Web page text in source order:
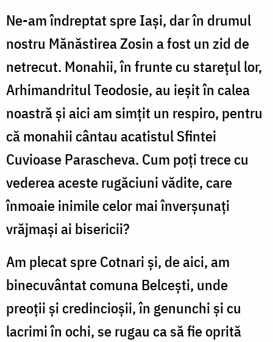
Ne-am îndreptat spre Iași, dar în drumul
nostru Mănăstirea Zosin a fost un zid de
netrecut. Monahii, în frunte cu starețul lor,
Arhimandritul Teodosie, au ieșit în calea
noastră și aici am simțit un respiro, pentru
că monahii cântau acatistul Sfintei
Cuvioase Parascheva. Cum poți trece cu
vederea aceste rugăciuni vădite, care
înmoaie inimile celor mai înverșunați
vrăjmași ai bisericii?
Am plecat spre Cotnari și, de aici, am
binecuvântat comuna Belcești, unde
preoții și credincioșii, în genunchi și cu
lacrimi în ochi, se rugau ca să fie oprită